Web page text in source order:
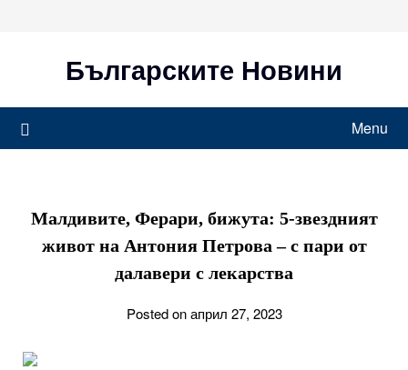
Българските Новини
Menu
Малдивите, Ферари, бижута: 5-звездният
живот на Антония Петрова – с пари от
далавери с лекарства
Posted on април 27, 2023